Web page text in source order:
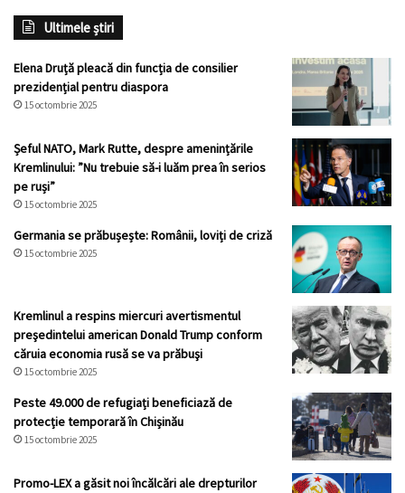
Ultimele știri
Elena Druță pleacă din funcția de consilier
prezidențial pentru diaspora
15 octombrie 2025
Șeful NATO, Mark Rutte, despre amenințările
Kremlinului: ”Nu trebuie să-i luăm prea în serios
pe ruși”
15 octombrie 2025
Germania se prăbușește: Românii, loviți de criză
15 octombrie 2025
Kremlinul a respins miercuri avertismentul
preşedintelui american Donald Trump conform
căruia economia rusă se va prăbuşi
15 octombrie 2025
Peste 49.000 de refugiați beneficiază de
protecție temporară în Chișinău
15 octombrie 2025
Promo-LEX a găsit noi încălcări ale drepturilor